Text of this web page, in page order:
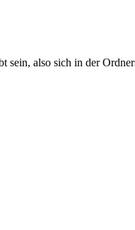
also sich in der